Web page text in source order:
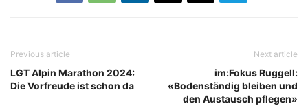
Previous article
LGT Alpin Marathon 2024:
Die Vorfreude ist schon da
Next article
im:Fokus Ruggell:
«Bodenständig bleiben und
den Austausch pflegen»